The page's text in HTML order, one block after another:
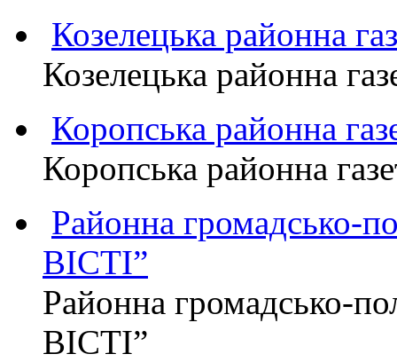
Козелецька районна
Козелецька районна
Коропська районна
Коропська районна
Районна громадсько-
ВІСТІ”
Районна громадсько-
ВІСТІ”